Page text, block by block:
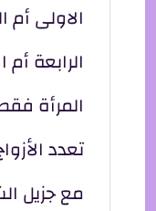
الاولى أم
الرابعة أم
المرأة
تعدد
مع جزيل